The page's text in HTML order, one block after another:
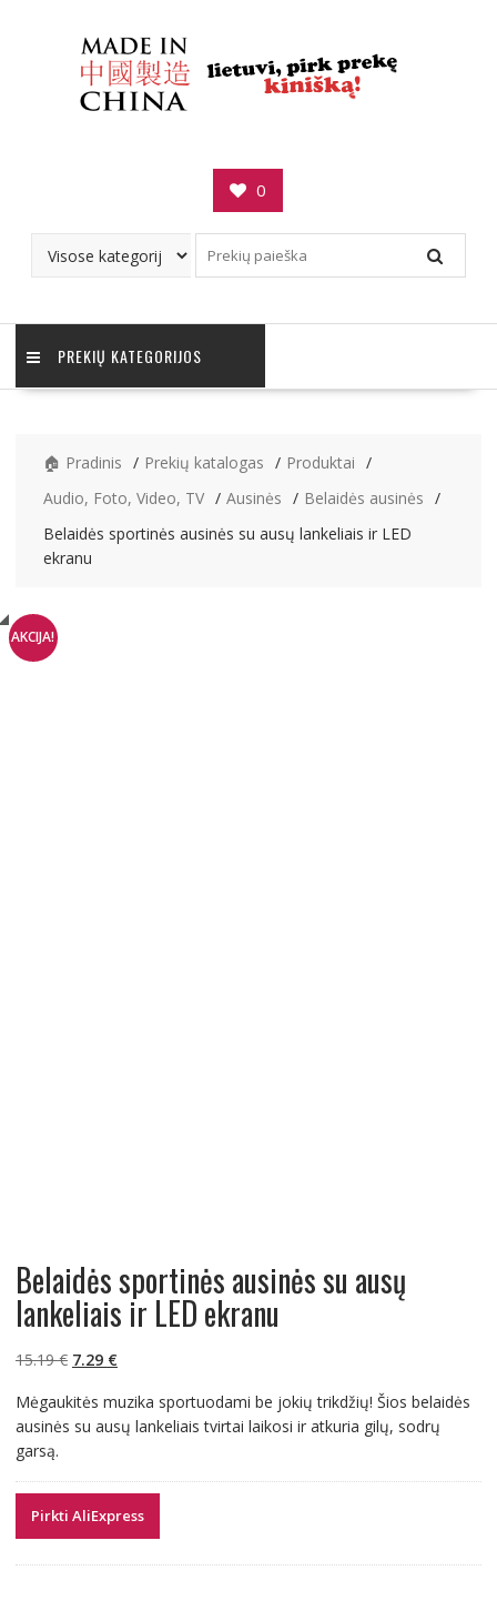
0
PREKIŲ KATEGORIJOS
🏠 Pradinis Prekių katalogas
Produktai
Audio, Foto, Video, TV
Ausinės
Belaidės ausinės
Belaidės sportinės ausinės su ausų lankeliais ir LED
ekranu
AKCIJA!
Belaidės sportinės ausinės su ausų
lankeliais ir LED ekranu
15.19€ Original
was:
15.19 €.
7.29 €Current
is:
7.29 €.
Mėgaukitės muzika sportuodami be jokių trikdžių! Šios belaidės
ausinės su ausų lankeliais tvirtai laikosi ir atkuria gilų, sodrų
garsą.
Pirkti AliExpress